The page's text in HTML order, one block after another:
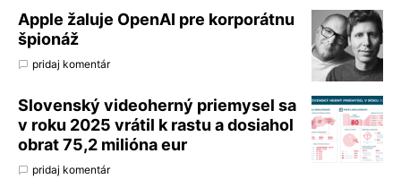
Apple žaluje OpenAI pre korporátnu
špionáž
pridaj komentár
Slovenský videoherný priemysel sa
v roku 2025 vrátil k rastu a dosiahol
obrat 75,2 milióna eur
pridaj komentár